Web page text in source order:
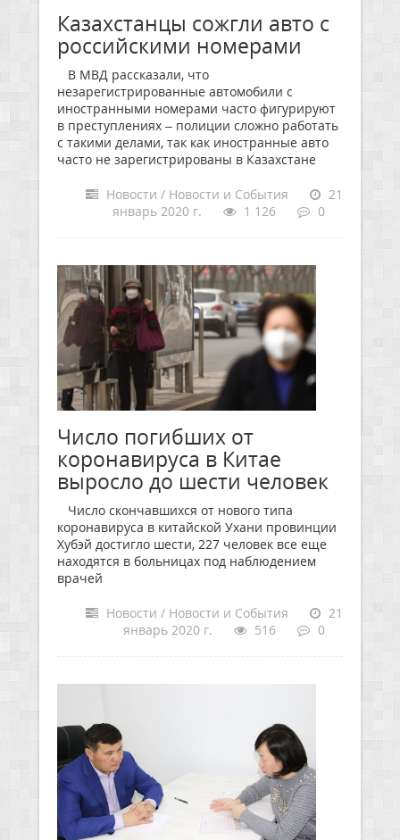
Казахстанцы сожгли авто с
российскими номерами
В МВД рассказали, что
незарегистрированные автомобили с
иностранными номерами часто фигурируют
в преступлениях – полиции сложно работать
с такими делами, так как иностранные авто
часто не зарегистрированы в Казахстане
Новости / Новости и События
21
январь 2020 г.
1 126 0
Число погибших от
коронавируса в Китае
выросло до шести человек
Число скончавшихся от нового типа
коронавируса в китайской Ухани провинции
Хубэй достигло шести, 227 человек все еще
находятся в больницах под наблюдением
врачей
Новости / Новости и События
21
январь 2020 г.
516 0